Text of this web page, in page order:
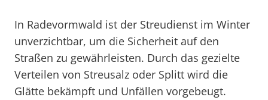
In Radevormwald ist der Streudienst im Winter
unverzichtbar, um die Sicherheit auf den
Straßen zu gewährleisten. Durch das gezielte
Verteilen von Streusalz oder Splitt wird die
Glätte bekämpft und Unfällen vorgebeugt.